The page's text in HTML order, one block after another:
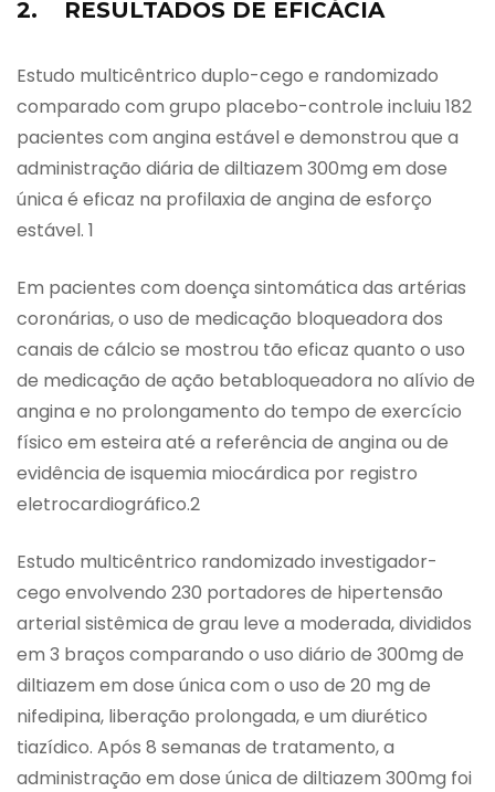
2. RESULTADOS DE EFICÁCIA
Estudo multicêntrico duplo-cego e randomizado
comparado com grupo placebo-controle incluiu 182
pacientes com angina estável e demonstrou que a
administração diária de diltiazem 300mg em dose
única é eficaz na profilaxia de angina de esforço
estável. 1
Em pacientes com doença sintomática das artérias
coronárias, o uso de medicação bloqueadora dos
canais de cálcio se mostrou tão eficaz quanto o uso
de medicação de ação betabloqueadora no alívio de
angina e no prolongamento do tempo de exercício
físico em esteira até a referência de angina ou de
evidência de isquemia miocárdica por registro
eletrocardiográfico.2
Estudo multicêntrico randomizado investigador-
cego envolvendo 230 portadores de hipertensão
arterial sistêmica de grau leve a moderada, divididos
em 3 braços comparando o uso diário de 300mg de
diltiazem em dose única com o uso de 20 mg de
nifedipina, liberação prolongada, e um diurético
tiazídico. Após 8 semanas de tratamento, a
administração em dose única de diltiazem 300mg foi